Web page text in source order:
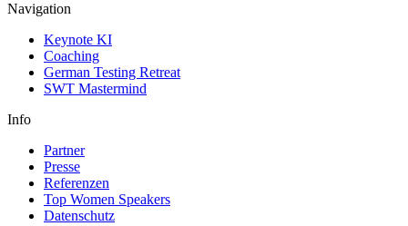
Navigation
Keynote KI
Coaching
German Testing Retreat
SWT Mastermind
Info
Partner
Presse
Referenzen
Top Women Speakers
Datenschutz